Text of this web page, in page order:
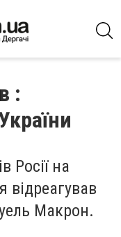
:
Росії на
відреагував
Макрон.